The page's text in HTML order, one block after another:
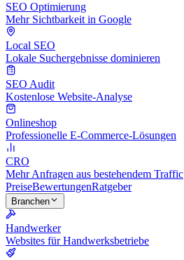
SEO Optimierung
Mehr Sichtbarkeit in Google
Local SEO
Lokale Suchergebnisse dominieren
SEO Audit
Kostenlose Website-Analyse
Onlineshop
Professionelle E-Commerce-Lösungen
CRO
Mehr Anfragen aus bestehendem Traffic
PreiseBewertungenRatgeber
Branchen
Handwerker
Websites für Handwerksbetriebe